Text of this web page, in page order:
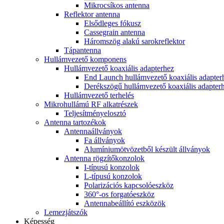
Mikrocsíkos antenna
Reflektor antenna
Elsődleges fókusz
Cassegrain antenna
Háromszög alakú sarokreflektor
Tápantenna
Hullámvezető komponens
Hullámvezető koaxiális adapterhez
End Launch hullámvezető koaxiális
Derékszögű hullámvezető koaxiális
Hullámvezető terhelés
Mikrohullámú RF alkatrészek
Teljesítményelosztó
Antenna tartozékok
Antennaállványok
Fa állványok
Alumíniumötvözetből készült állványok
Antenna rögzítőkonzolok
I-típusú konzolok
L-típusú konzolok
Polarizációs kapcsolóeszköz
360°-os forgatóeszköz
Antennabeállító eszközök
Lemezjátszók
Képesség